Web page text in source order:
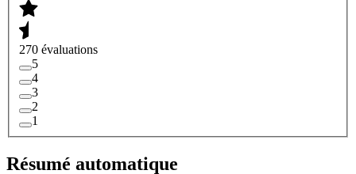
270 évaluations
5
4
3
2
1
Résumé automatique